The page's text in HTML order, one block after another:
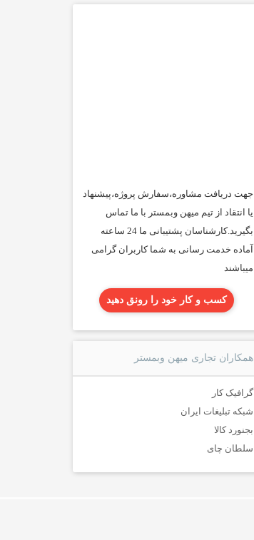
جهت دریافت مشاوره،سفارش پروژه،پیشنهاد
یا انتقاد از تیم میهن وبمستر با ما تماس
بگیرید.کارشناسان پشتیبانی ما 24 ساعته
آماده خدمت رسانی به شما کاربران گرامی
میباشند
کسب و کار خود را رونق دهید
همکاران تجاری میهن وبمستر
گرافیک کار
شبکه تبلیغات ایران
بجنورد کالا
سلطان چای